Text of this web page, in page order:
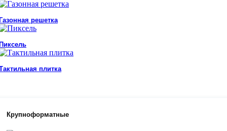
решетка
плитка
Крупноформатные